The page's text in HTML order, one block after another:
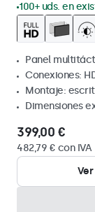
100+ uds. en
Panel
Conexiones:
Montaje:
Dimensiones
399,00 €
482,79 € con IVA
Ver